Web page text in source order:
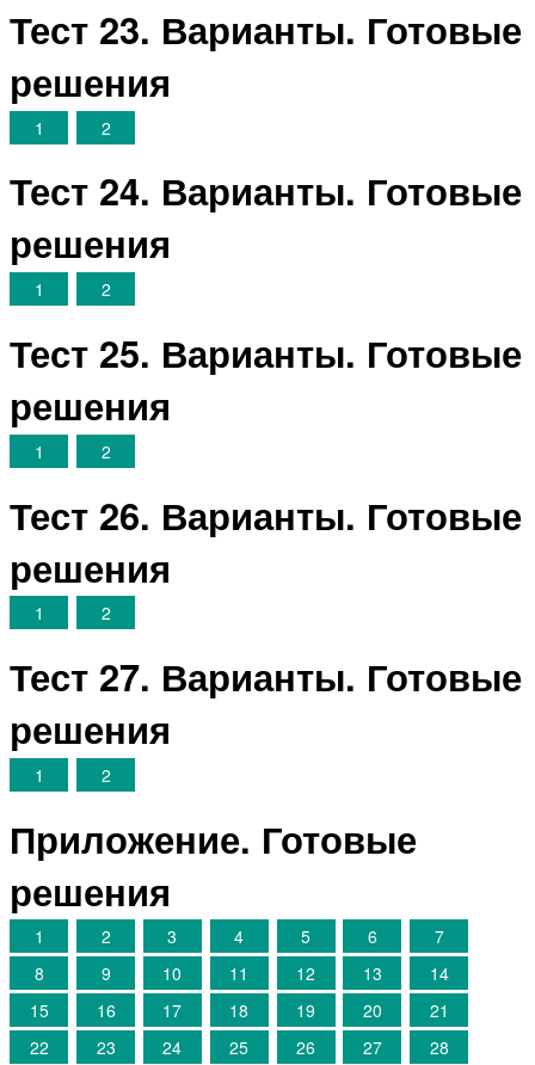
Тест 23. Варианты. Готовые
решения
1 2
Тест 24. Варианты. Готовые
решения
1 2
Тест 25. Варианты. Готовые
решения
1 2
Тест 26. Варианты. Готовые
решения
1 2
Тест 27. Варианты. Готовые
решения
1 2
Приложение. Готовые
решения
1 2 3 4 5 6
7
8
9 10 11 12 13
14
15
16 17 18 19 20
21
22
23 24 25 26 27 28